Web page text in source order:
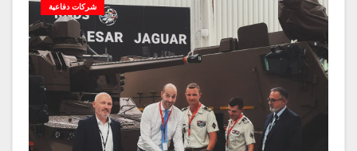
شركات دفاعية